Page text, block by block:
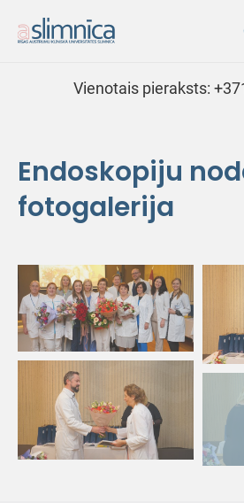
Vienotais pieraksts:
Endoskopiju
fotogalerija